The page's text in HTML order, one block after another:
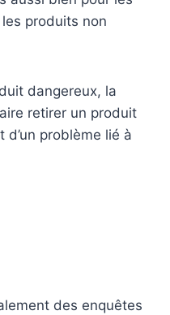
produits non
dangereux, la
retirer un produit
problème lié à
des enquêtes